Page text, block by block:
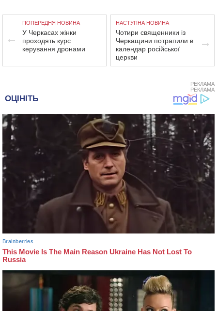
ПОПЕРЕДНЯ НОВИНА
У Черкасах жінки
проходять курс
керування дронами
НАСТУПНА НОВИНА
Чотири священники із
Черкащини потрапили в
календар російської
церкви
РЕКЛАМА
РЕКЛАМА